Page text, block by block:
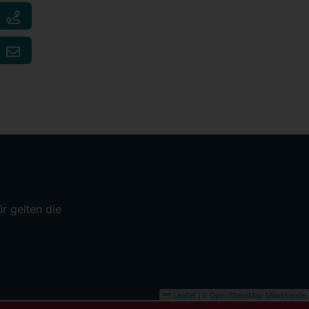
gelten die
Leaflet © OpenStreetMap-Mitwirkende